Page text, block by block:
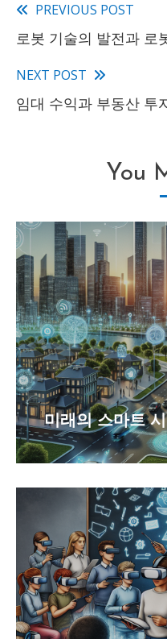
Read
more
articles
PREVIOUS POST
로봇 기술의 발전과 로
NEXT POST
임대 수익과 부동산 투
You
미래의 스마트